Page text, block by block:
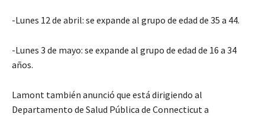
-Lunes 12 de abril: se expande al grupo de edad de 35 a 44.
-Lunes 3 de mayo: se expande al grupo de edad de 16 a 34
años.
Lamont también anunció que está dirigiendo al
Departamento de Salud Pública de Connecticut a